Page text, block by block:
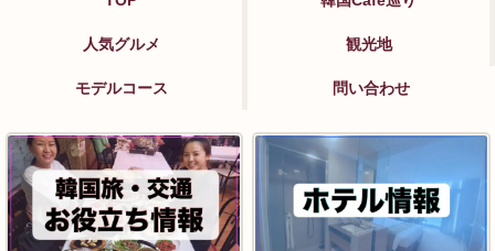
人気グルメ 観光地
モデルコース 問い合わせ